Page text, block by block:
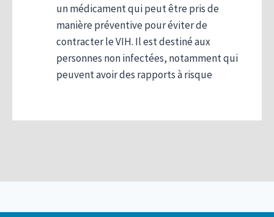
un médicament qui peut être pris de
manière préventive pour éviter de
contracter le VIH. Il est destiné aux
personnes non infectées, notamment qui
peuvent avoir des rapports à risque